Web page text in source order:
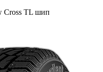
Cross TL шип